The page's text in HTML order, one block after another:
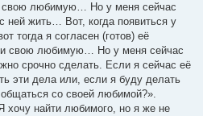
свою любимую… Но у меня сейчас
ней жить… Вот, когда появиться у
тогда я согласен (готов) её
свою любимую… Но у меня сейчас
срочно сделать. Если я сейчас её
эти дела или, если я буду делать
со своей любимой?».
хочу найти любимого, но я же не